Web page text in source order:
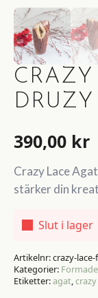
CRAZY
DRUZY
390,00 kr
Crazy Lace
stärker din
Slut i lager
Artikelnr:crazy-
Kategorier:
Etiketter:agat,